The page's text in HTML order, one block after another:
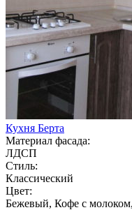
Кухня Берта
Материал фасада:
ЛДСП
Стиль:
Классический
Цвет:
Бежевый, Кофе с